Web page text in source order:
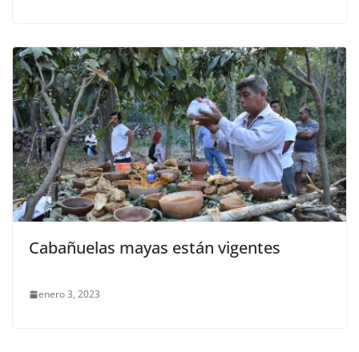
Cabañuelas mayas están vigentes
enero 3, 2023